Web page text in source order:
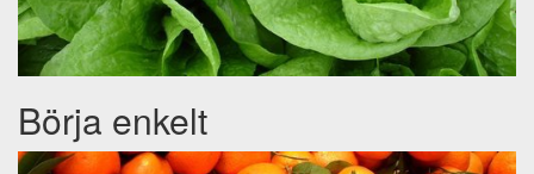
Börja enkelt